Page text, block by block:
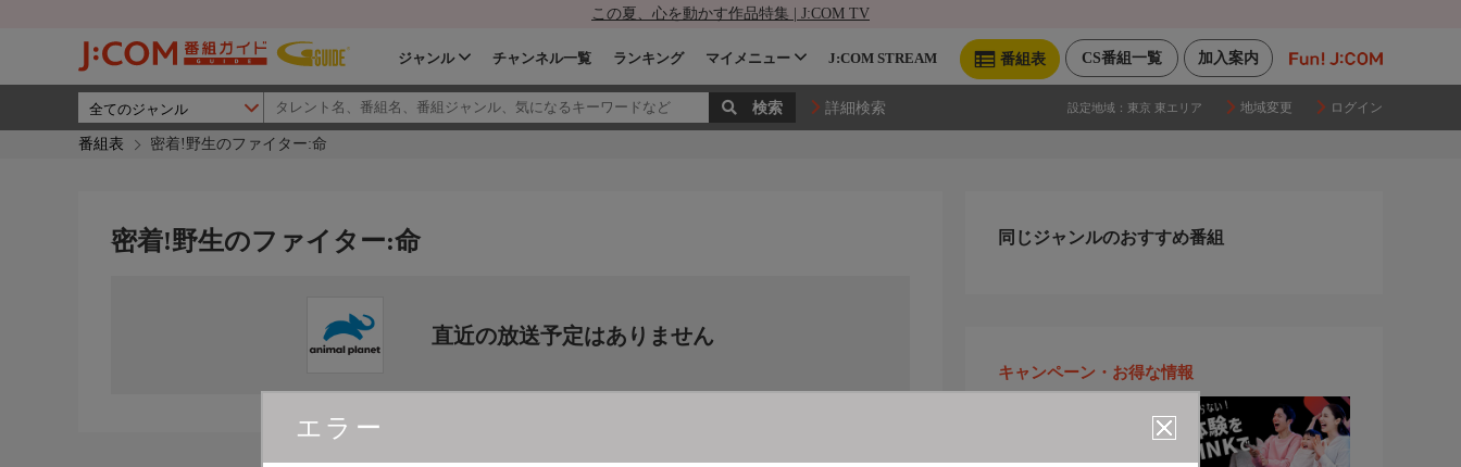
この夏、心を動かす作品特集 | J:COM TV
加入案内
CS番組一覧
番組表
ジャンル チャンネル一覧 ランキング マイメニュー J:COM STREAM
詳細検索 設定地域： 東京 東エリア 地域変更 ログイン
番組表 密着!野生のファイター:命
エラー
密着!野生のファイター:命
直近の放送予定はありません
同じジャンルのおすすめ番組
キャンペーン・お得な情報